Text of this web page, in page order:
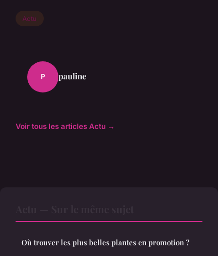
Actu
P pauline
Voir tous les articles Actu →
Où trouver les plus belles plantes en promotion ?